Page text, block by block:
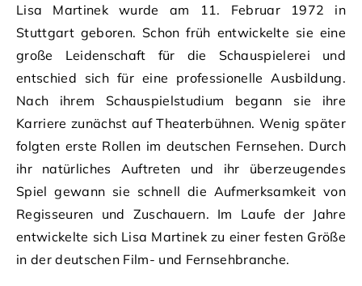
Lisa Martinek wurde am 11. Februar 1972 in
Stuttgart geboren. Schon früh entwickelte sie eine
große Leidenschaft für die Schauspielerei und
entschied sich für eine professionelle Ausbildung.
Nach ihrem Schauspielstudium begann sie ihre
Karriere zunächst auf Theaterbühnen. Wenig später
folgten erste Rollen im deutschen Fernsehen. Durch
ihr natürliches Auftreten und ihr überzeugendes
Spiel gewann sie schnell die Aufmerksamkeit von
Regisseuren und Zuschauern. Im Laufe der Jahre
entwickelte sich Lisa Martinek zu einer festen Größe
in der deutschen Film- und Fernsehbranche.